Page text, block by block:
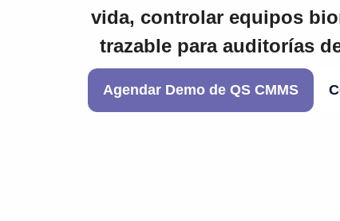
vida, controlar equipos
trazable para auditorías
Agendar Demo de QS CMMS